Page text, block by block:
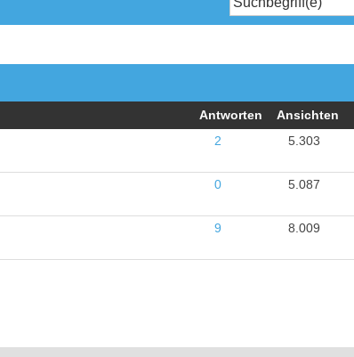
Antworten Ansichten
2 5.303
0 5.087
9 8.009